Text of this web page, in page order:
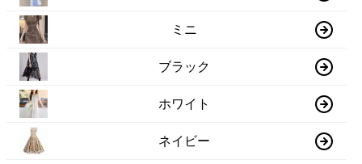
ミニ
ブラック
ホワイト
ネイビー